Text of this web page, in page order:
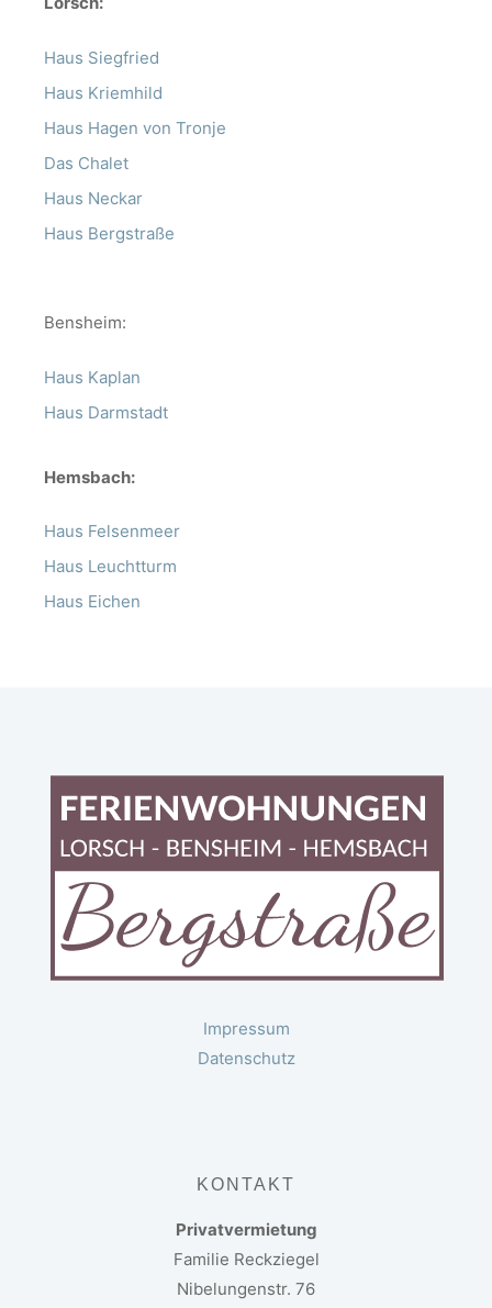
Haus Siegfried
Haus Kriemhild
Haus Hagen von Tronje
Das Chalet
Haus Neckar
Haus Bergstraße
Bensheim:
Haus Kaplan
Haus Darmstadt
Hemsbach:
Haus Felsenmeer
Haus Leuchtturm
Haus Eichen
Impressum
Datenschutz
KONTAKT
Privatvermietung
Familie Reckziegel
Nibelungenstr. 76